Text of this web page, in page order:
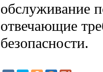
обслуживание
отвечающие
безопасности.